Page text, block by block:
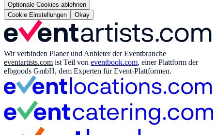
Optionale Cookies ablehnen
Cookie Einstellungen
Okay
Wir verbinden Planer und Anbieter der Eventbranche
eventartists.com ist Teil von eventbook.com, einer Plattform der
elbgoods GmbH, dem Experten für Event-Plattformen.